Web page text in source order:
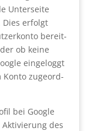
Unter­sei­te
erfolgt
bereit­
ob kei­ne
ein­ge­loggt
Kon­to zuge­ord­
bei Goog­le
des